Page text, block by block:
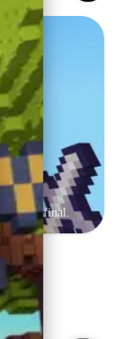
combat final.